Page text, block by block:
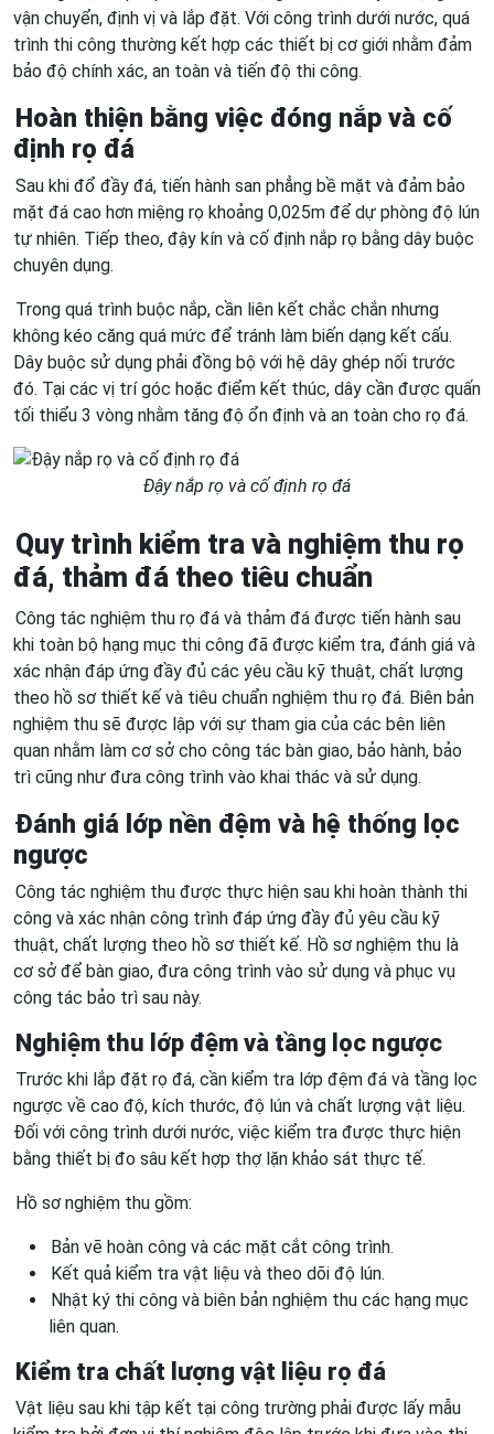
vận chuyển, định vị và lắp đặt. Với công trình dưới nước, quá
trình thi công thường kết hợp các thiết bị cơ giới nhằm đảm
bảo độ chính xác, an toàn và tiến độ thi công.
Hoàn thiện bằng việc đóng nắp và cố
định rọ đá
Sau khi đổ đầy đá, tiến hành san phẳng bề mặt và đảm bảo
mặt đá cao hơn miệng rọ khoảng 0,025m để dự phòng độ lún
tự nhiên. Tiếp theo, đậy kín và cố định nắp rọ bằng dây buộc
chuyên dụng.
Trong quá trình buộc nắp, cần liên kết chắc chắn nhưng
không kéo căng quá mức để tránh làm biến dạng kết cấu.
Dây buộc sử dụng phải đồng bộ với hệ dây ghép nối trước
đó. Tại các vị trí góc hoặc điểm kết thúc, dây cần được quấn
tối thiểu 3 vòng nhằm tăng độ ổn định và an toàn cho rọ đá.
Đậy nắp rọ và cố định rọ đá
Quy trình kiểm tra và nghiệm thu rọ
đá, thảm đá theo tiêu chuẩn
Công tác nghiệm thu rọ đá và thảm đá được tiến hành sau
khi toàn bộ hạng mục thi công đã được kiểm tra, đánh giá và
xác nhận đáp ứng đầy đủ các yêu cầu kỹ thuật, chất lượng
theo hồ sơ thiết kế và tiêu chuẩn nghiệm thu rọ đá. Biên bản
nghiệm thu sẽ được lập với sự tham gia của các bên liên
quan nhằm làm cơ sở cho công tác bàn giao, bảo hành, bảo
trì cũng như đưa công trình vào khai thác và sử dụng.
Đánh giá lớp nền đệm và hệ thống lọc
ngược
Công tác nghiệm thu được thực hiện sau khi hoàn thành thi
công và xác nhận công trình đáp ứng đầy đủ yêu cầu kỹ
thuật, chất lượng theo hồ sơ thiết kế. Hồ sơ nghiệm thu là
cơ sở để bàn giao, đưa công trình vào sử dụng và phục vụ
công tác bảo trì sau này.
Nghiệm thu lớp đệm và tầng lọc ngược
Trước khi lắp đặt rọ đá, cần kiểm tra lớp đệm đá và tầng lọc
ngược về cao độ, kích thước, độ lún và chất lượng vật liệu.
Đối với công trình dưới nước, việc kiểm tra được thực hiện
bằng thiết bị đo sâu kết hợp thợ lặn khảo sát thực tế.
Hồ sơ nghiệm thu gồm:
Bản vẽ hoàn công và các mặt cắt công trình.
Kết quả kiểm tra vật liệu và theo dõi độ lún.
Nhật ký thi công và biên bản nghiệm thu các hạng mục
liên quan.
Kiểm tra chất lượng vật liệu rọ đá
Vật liệu sau khi tập kết tại công trường phải được lấy mẫu